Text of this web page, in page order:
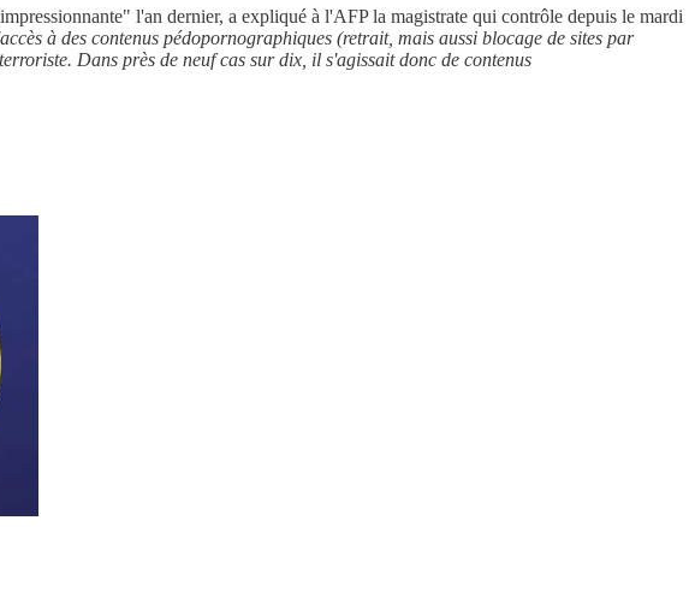
l'an dernier, a expliqué à l'AFP la magistrate qui contrôle depuis le mardi
à des contenus pédopornographiques (retrait, mais aussi blocage de sites par
Dans près de neuf cas sur dix, il s'agissait donc de contenus